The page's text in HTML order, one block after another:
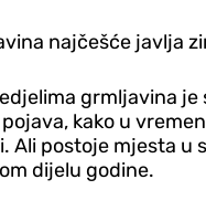
najčešće javlja
grmljavina je
kako u
Ali postoje mjesta u
dijelu godine.